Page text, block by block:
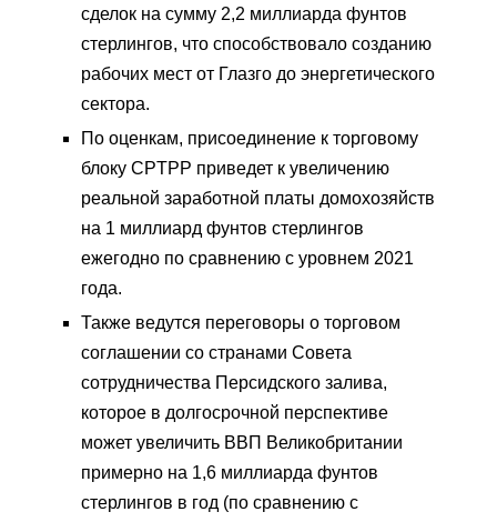
сделок на сумму 2,2 миллиарда фунтов
стерлингов, что способствовало созданию
рабочих мест от Глазго до энергетического
сектора.
По оценкам, присоединение к торговому
блоку CPTPP приведет к увеличению
реальной заработной платы домохозяйств
на 1 миллиард фунтов стерлингов
ежегодно по сравнению с уровнем 2021
года.
Также ведутся переговоры о торговом
соглашении со странами Совета
сотрудничества Персидского залива,
которое в долгосрочной перспективе
может увеличить ВВП Великобритании
примерно на 1,6 миллиарда фунтов
стерлингов в год (по сравнению с